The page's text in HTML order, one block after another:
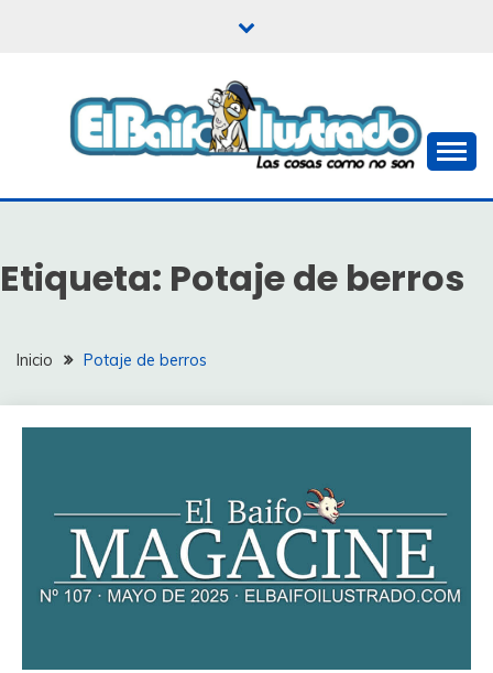
EL BAIFO ILUSTRADO
Etiqueta: Potaje de berros
Inicio Potaje de berros